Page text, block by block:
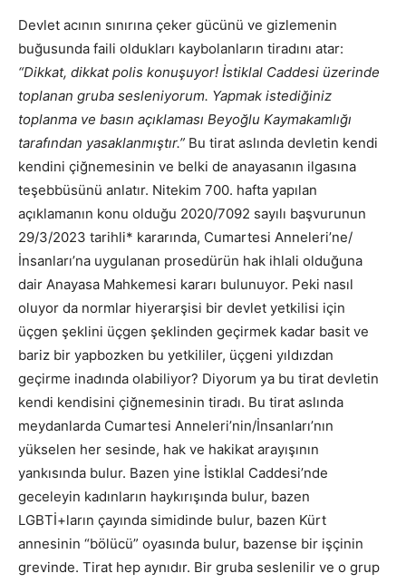
Devlet acının sınırına çeker gücünü ve gizlemenin
buğusunda faili oldukları kaybolanların tiradını atar:
“Dikkat, dikkat polis konuşuyor! İstiklal Caddesi üzerinde
toplanan gruba sesleniyorum. Yapmak istediğiniz
toplanma ve basın açıklaması Beyoğlu Kaymakamlığı
tarafından yasaklanmıştır.” Bu tirat aslında devletin kendi
kendini çiğnemesinin ve belki de anayasanın ilgasına
teşebbüsünü anlatır. Nitekim 700. hafta yapılan
açıklamanın konu olduğu 2020/7092 sayılı başvurunun
29/3/2023 tarihli* kararında, Cumartesi Anneleri’ne/
İnsanları’na uygulanan prosedürün hak ihlali olduğuna
dair Anayasa Mahkemesi kararı bulunuyor. Peki nasıl
oluyor da normlar hiyerarşisi bir devlet yetkilisi için
üçgen şeklini üçgen şeklinden geçirmek kadar basit ve
bariz bir yapbozken bu yetkililer, üçgeni yıldızdan
geçirme inadında olabiliyor? Diyorum ya bu tirat devletin
kendi kendisini çiğnemesinin tiradı. Bu tirat aslında
meydanlarda Cumartesi Anneleri’nin/İnsanları’nın
yükselen her sesinde, hak ve hakikat arayışının
yankısında bulur. Bazen yine İstiklal Caddesi’nde
geceleyin kadınların haykırışında bulur, bazen
LGBTİ+ların çayında simidinde bulur, bazen Kürt
annesinin “bölücü” oyasında bulur, bazense bir işçinin
grevinde. Tirat hep aynıdır. Bir gruba seslenilir ve o grup